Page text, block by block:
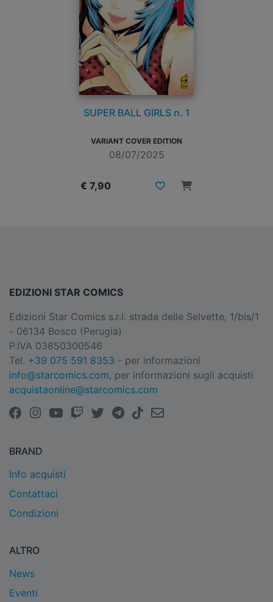
SUPER BALL GIRLS n. 1
VARIANT COVER EDITION
08/07/2025
€ 7,90
EDIZIONI STAR COMICS
Edizioni Star Comics s.r.l. strada delle Selvette, 1/bis/1
- 06134 Bosco (Perugia)
P.IVA 03850300546
Tel. +39 075 591 8353 - per informazioni
info@starcomics.com, per informazioni sugli acquisti
acquistaonline@starcomics.com
BRAND
Info acquisti
Contattaci
Condizioni
ALTRO
News
Eventi